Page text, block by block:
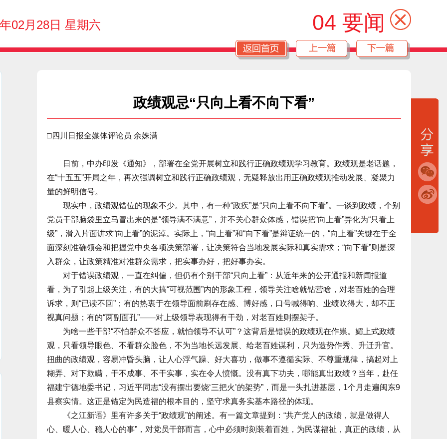
02月28日 星期六 04 要闻
政绩观忌“只向上看不向下看”
□四川日报全媒体评论员 余姝满
日前，中办印发《通知》，部署在全党开展树立和践行正确政绩观学习教育。政绩观是老话题，
在“十五五”开局之年，再次强调树立和践行正确政绩观，无疑释放出用正确政绩观推动发展、凝聚力
量的鲜明信号。
现实中，政绩观错位的现象不少。其中，有一种“政疾”是“只向上看不向下看”。一谈到政绩，个别
党员干部脑袋里立马冒出来的是“领导满不满意”，并不关心群众体感，错误把“向上看”异化为“只看上
级”，滑入片面讲求“向上看”的泥淖。实际上，“向上看”和“向下看”是辩证统一的，“向上看”关键在于全
面深刻准确领会和把握党中央各项决策部署，让决策符合当地发展实际和真实需求；“向下看”则是深
入群众，让政策精准对准群众需求，把实事办好，把好事办实。
对于错误政绩观，一直在纠偏，但仍有个别干部“只向上看”：从近年来的公开通报和新闻报道
看，为了引起上级关注，有的大搞“可视范围”内的形象工程，领导关注啥就钻营啥，对老百姓的合理
诉求，则“已读不回”；有的热衷于在领导面前刷存在感、博好感，口号喊得响、业绩吹得大，却不正
视真问题；有的“两副面孔”——对上级领导表现得有干劲，对老百姓则摆架子。
为啥一些干部“不怕群众不答应，就怕领导不认可”？这背后是错误的政绩观在作祟。媚上式政绩
观，只看领导眼色、不看群众脸色，不为当地长远发展、给老百姓谋利，只为造势作秀、升迁升官。
扭曲的政绩观，容易冲昏头脑，让人心浮气躁、好大喜功，做事不遵循实际、不尊重规律，搞起对上
糊弄、对下欺瞒，干不成事、不干实事，实在令人愤慨。没有真下功夫，哪能真出政绩？当年，赴任
福建宁德地委书记，习近平同志“没有摆出要烧‘三把火’的架势”，而是一头扎进基层，1个月走遍闽东9
县察实情。这正是锚定为民造福的根本目的，坚守求真务实基本路径的体现。
《之江新语》里有许多关于“政绩观”的阐述。有一篇文章提到：“共产党人的政绩，就是做得人
心、暖人心、稳人心的事”，对党员干部而言，心中必须时刻装着百姓，为民谋福祉，真正的政绩，从